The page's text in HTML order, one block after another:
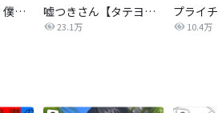
さよならまたね、僕の王【タテヨミ】 嘘つきさん【タテヨミ】
23.1万 10.4万